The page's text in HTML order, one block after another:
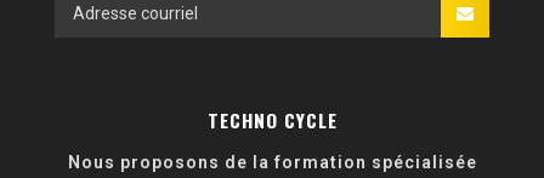
TECHNO CYCLE
Nous proposons de la formation spécialisée